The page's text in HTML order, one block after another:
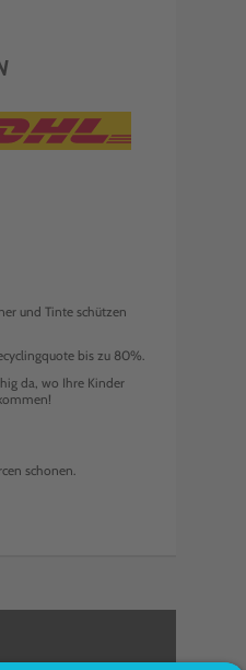
und Tinte schützen
bis zu 80%.
da, wo Ihre Kinder
schonen.